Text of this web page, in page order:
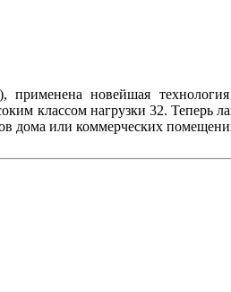
новейшая
классом нагрузки 32.
дома или коммерческих